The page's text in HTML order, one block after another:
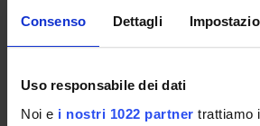
Consenso Dettagli
Uso responsabile dei dati
Noi e i nostri 1022 partner trattiamo
CdS" sul sito
Universitaly